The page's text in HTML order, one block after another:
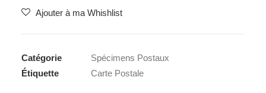
Ajouter à ma Whishlist
Catégorie
Spécimens Postaux
Étiquette
Carte Postale